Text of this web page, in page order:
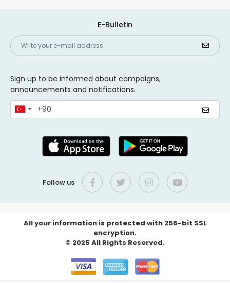
E-Bulletin
Sign up to be informed about campaigns,
announcements and notifications.
Follow us
All your information is protected with 256-bit SSL
encryption.
© 2025 All Rights Reserved.